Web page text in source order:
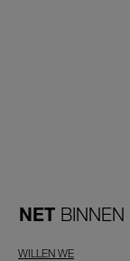
NET BINNEN
WILLEN WE